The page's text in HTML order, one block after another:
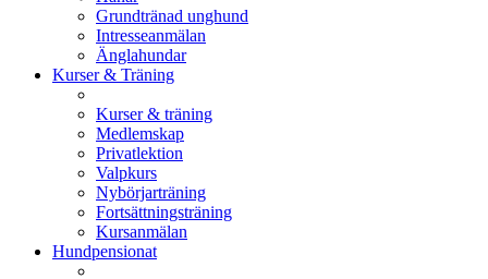
Grundtränad unghund
Intresseanmälan
Änglahundar
Kurser & Träning
Kurser & träning
Medlemskap
Privatlektion
Valpkurs
Nybörjarträning
Fortsättningsträning
Kursanmälan
Hundpensionat